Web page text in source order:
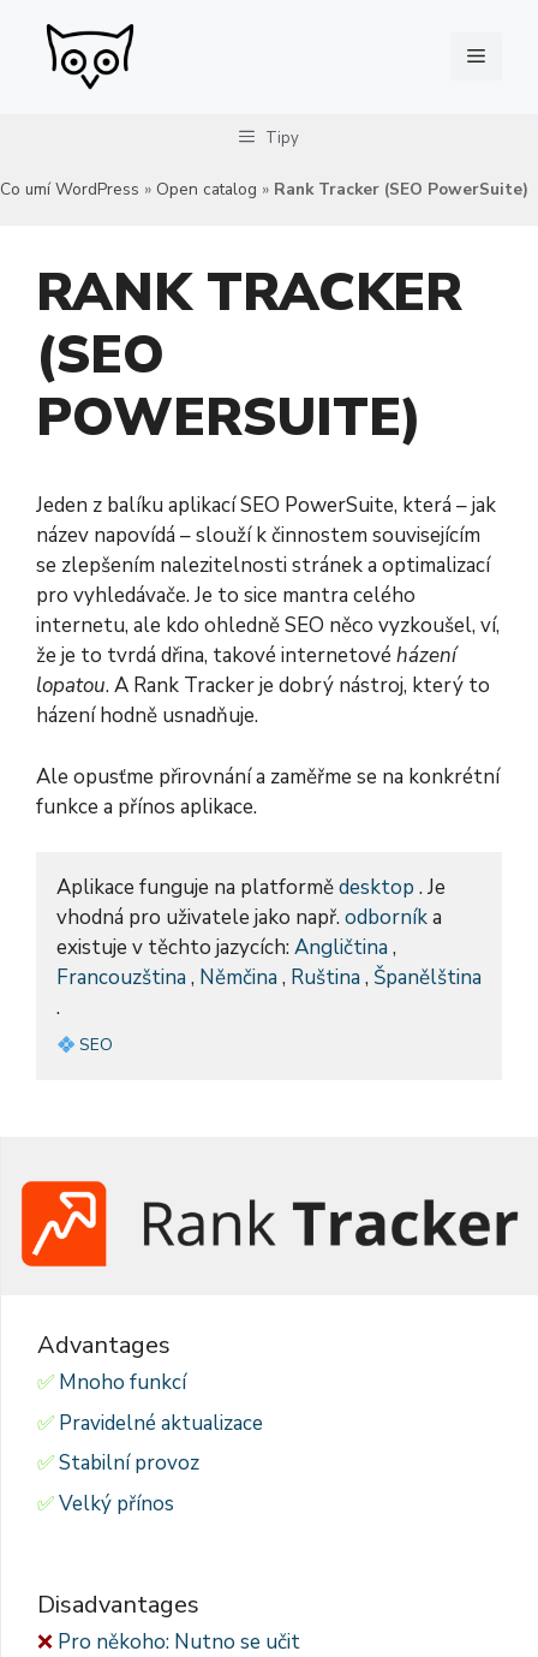
obsah
Menu
Tipy
Co umí WordPress » Open catalog » Rank Tracker (SEO PowerSuite)
RANK TRACKER
(SEO
POWERSUITE)
Jeden z balíku aplikací SEO PowerSuite, která – jak
název napovídá – slouží k činnostem souvisejícím
se zlepšením nalezitelnosti stránek a optimalizací
pro vyhledávače. Je to sice mantra celého
internetu, ale kdo ohledně SEO něco vyzkoušel, ví,
že je to tvrdá dřina, takové internetové házení
lopatou. A Rank Tracker je dobrý nástroj, který to
házení hodně usnadňuje.
Ale opusťme přirovnání a zaměřme se na konkrétní
funkce a přínos aplikace.
Aplikace funguje na platformědesktop . Je
vhodná pro uživatele jako např.odborníka
existuje v těchto jazycích:Angličtina ,
Francouzština , Němčina , Ruština , Španělština
.
SEO
Advantages
Mnoho funkcí
Pravidelné aktualizace
Stabilní provoz
Velký přínos
Disadvantages
Pro někoho: Nutno se učit